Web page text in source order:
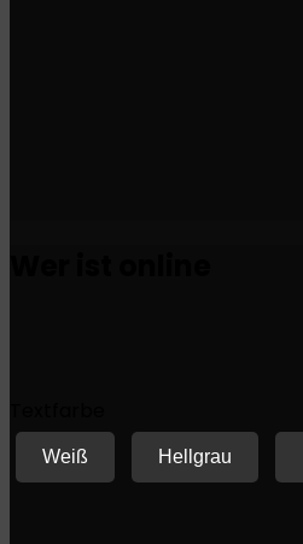
Weiß Hellgrau